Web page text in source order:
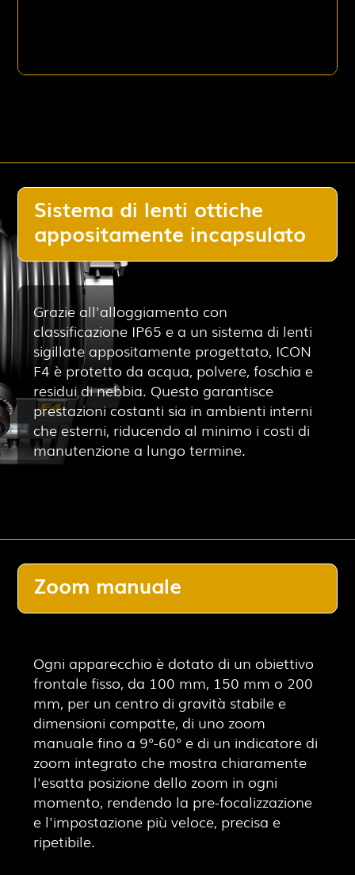
Sistema di lenti ottiche
appositamente incapsulato
Grazie all'alloggiamento con
classificazione IP65 e a un sistema di lenti
sigillate appositamente progettato, ICON
F4 è protetto da acqua, polvere, foschia e
residui di nebbia. Questo garantisce
prestazioni costanti sia in ambienti interni
che esterni, riducendo al minimo i costi di
manutenzione a lungo termine.
Zoom manuale
Ogni apparecchio è dotato di un obiettivo
frontale fisso, da 100 mm, 150 mm o 200
mm, per un centro di gravità stabile e
dimensioni compatte, di uno zoom
manuale fino a 9°-60° e di un indicatore di
zoom integrato che mostra chiaramente
l'esatta posizione dello zoom in ogni
momento, rendendo la pre-focalizzazione
e l'impostazione più veloce, precisa e
ripetibile.